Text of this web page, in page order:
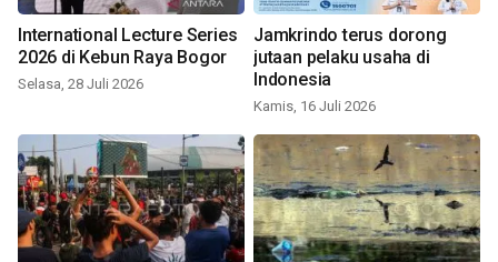
International Lecture Series
2026 di Kebun Raya Bogor
Selasa, 28 Juli 2026
Jamkrindo terus dorong
jutaan pelaku usaha di
Indonesia
Kamis, 16 Juli 2026